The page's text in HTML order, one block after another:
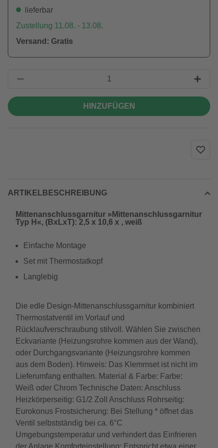
lieferbar
Zustellung 11.08. - 13.08.
Versand: Gratis
HINZUFÜGEN
ARTIKELBESCHREIBUNG
Mittenanschlussgarnitur »Mittenanschlussgarnitur
Typ H«, (BxLxT): 2,5 x 10,6 x , weiß
Einfache Montage
Set mit Thermostatkopf
Langlebig
Die edle Design-Mittenanschlussgarnitur kombiniert
Thermostatventil im Vorlauf und
Rücklaufverschraubung stilvoll. Wählen Sie zwischen
Eckvariante (Heizungsrohre kommen aus der Wand),
oder Durchgangsvariante (Heizungsrohre kommen
aus dem Boden). Hinweis: Das Klemmset ist nicht im
Lieferumfang enthalten. Material & Farbe: Farbe:
Weiß oder Chrom Technische Daten: Anschluss
Heizkörperseitig: G1/2 Zoll Anschluss Rohrseitig:
Eurokonus Frostsicherung: Bei Stellung * öffnet das
Ventil selbstständig bei ca. 6°C
Umgebungstemperatur und verhindert das Einfrieren
der Anlage Komforteinstellung: Entspricht etwa einer